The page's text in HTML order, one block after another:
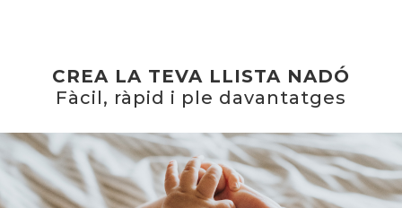
CREA LA TEVA LLISTA NADÓ
Fàcil, ràpid i ple davantatges